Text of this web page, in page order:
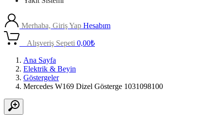
Merhaba, Giriş Yap Hesabım
Alışveriş Sepeti 0,00₺
Ana Sayfa
Elektrik & Beyin
Göstergeler
Mercedes W169 Dizel Gösterge 1031098100